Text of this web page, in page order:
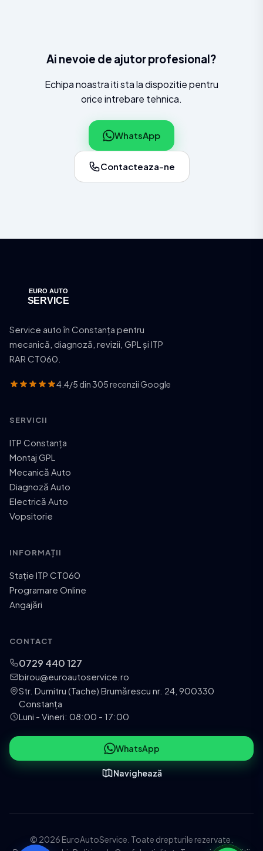
Ai nevoie de ajutor profesional?
Echipa noastra iti sta la dispozitie pentru
orice intrebare tehnica.
WhatsApp
Contacteaza-ne
Service auto în Constanța pentru
mecanică, diagnoză, revizii, GPL și ITP
RAR CT060.
4.4/5 din 305 recenzii Google
SERVICII
ITP Constanța
Montaj GPL
Mecanică Auto
Diagnoză Auto
Electrică Auto
Vopsitorie
INFORMAȚII
Stație ITP CT060
Programare Online
Angajări
CONTACT
0729 440 127
birou@euroautoservice.ro
Str. Dumitru (Tache) Brumărescu nr. 24, 900330
Constanța
Luni - Vineri: 08:00 - 17:00
WhatsApp
Navighează
© 2026 EuroAutoService. Toate drepturile rezervate.